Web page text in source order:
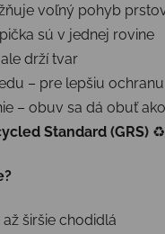
voľný pohyb
sú v jednej rovine
drží tvar
– pre lepšiu
– obuv sa dá obuť
Standard (GRS) ♻️
širšie chodidlá